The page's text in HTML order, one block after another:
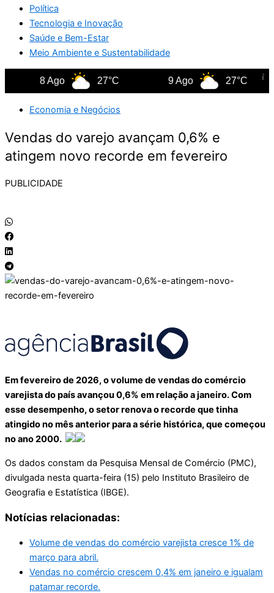
Política
Tecnologia e Inovação
Saúde e Bem-Estar
Meio Ambiente e Sustentabilidade
8 Ago 27°C 9 Ago 27°C
Economia e Negócios
Vendas do varejo avançam 0,6% e
atingem novo recorde em fevereiro
PUBLICIDADE
Em fevereiro de 2026, o volume de vendas do comércio
varejista do país avançou 0,6% em relação a janeiro. Com
esse desempenho, o setor renova o recorde que tinha
atingido no mês anterior para a série histórica, que começou
no ano 2000.
Os dados constam da Pesquisa Mensal de Comércio (PMC),
divulgada nesta quarta-feira (15) pelo Instituto Brasileiro de
Geografia e Estatística (IBGE).
Notícias relacionadas:
Volume de vendas do comércio varejista cresce 1% de
março para abril.
Vendas no comércio crescem 0,4% em janeiro e igualam
patamar recorde.